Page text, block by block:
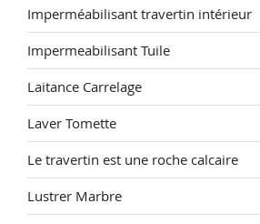
Imperméabilisant travertin intérieur
Impermeabilisant Tuile
Laitance Carrelage
Laver Tomette
Le travertin est une roche calcaire
Lustrer Marbre